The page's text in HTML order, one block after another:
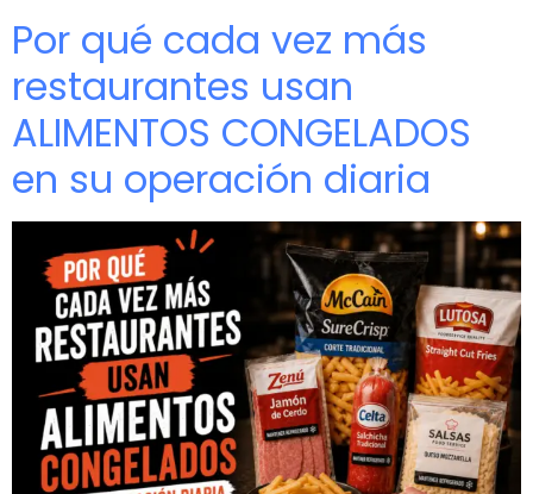
Por qué cada vez más
restaurantes usan
ALIMENTOS CONGELADOS
en su operación diaria